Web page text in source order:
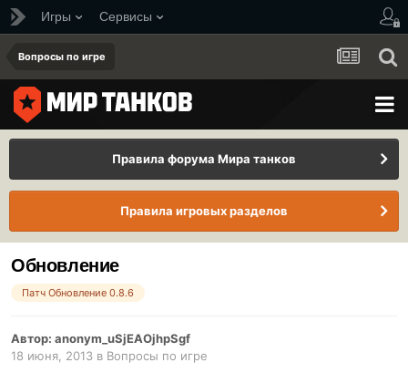
Игры Сервисы
Вопросы по игре
Правила форума Мира танков
Правила игровых разделов
Обновление
Патч Обновление 0.8.6
Автор: anonym_uSjEAOjhpSgf
18 июня, 2013 в Вопросы по игре